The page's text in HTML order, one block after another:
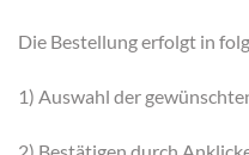
Die Bestellung erfolgt in
1) Auswahl der